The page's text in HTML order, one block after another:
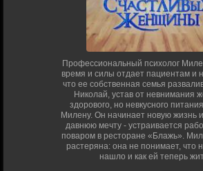
Профессиональный психолог
время и силы отдает пациентам и
что ее собственная семья
Николай, устав от невнимания
здорового, но невкусного
Милену. Он начинает новую жизнь
давнюю мечту - устраивается
поваром в ресторане «Блажь».
растеряна: она не понимает, что
нашло и как ей теперь